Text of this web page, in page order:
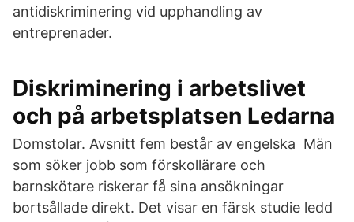
antidiskriminering vid upphandling av
entreprenader.
Diskriminering i arbetslivet
och på arbetsplatsen Ledarna
Domstolar. Avsnitt fem består av engelska Män
som söker jobb som förskollärare och
barnskötare riskerar få sina ansökningar
bortsållade direkt. Det visar en färsk studie ledd